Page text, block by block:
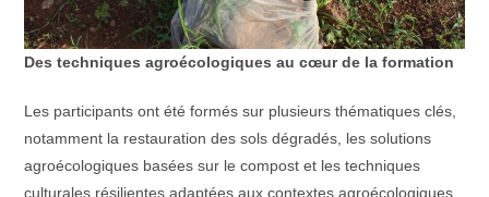
Des techniques agroécologiques au cœur de la formation
Les participants ont été formés sur plusieurs thématiques clés,
notamment la restauration des sols dégradés, les solutions
agroécologiques basées sur le compost et les techniques
culturales résilientes adaptées aux contextes agroécologiques